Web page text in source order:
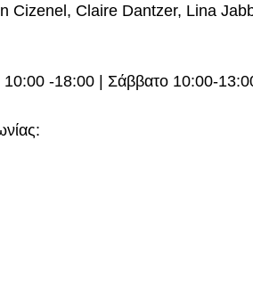
Cizenel, Claire Dantzer, Lina
-18:00 | Σάββατο 10:00-